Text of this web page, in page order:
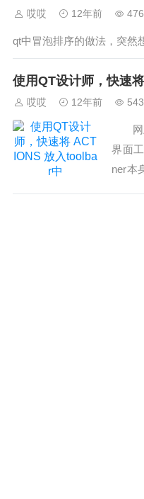
哎哎 12年前
qt中冒泡排序的做法，突然
使用QT设计师，快速
哎哎 12年前
网上
界面
ner本